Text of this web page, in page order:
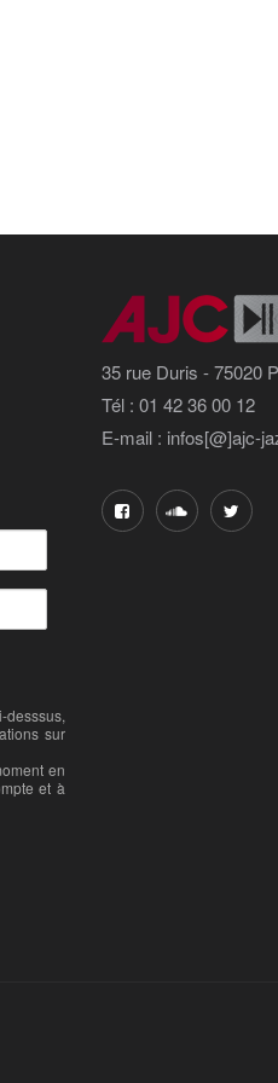
sur
en
et à
35 rue Duris - 75020
Tél : 01 42 36 00 12
E-mail : infos[@]ajc-